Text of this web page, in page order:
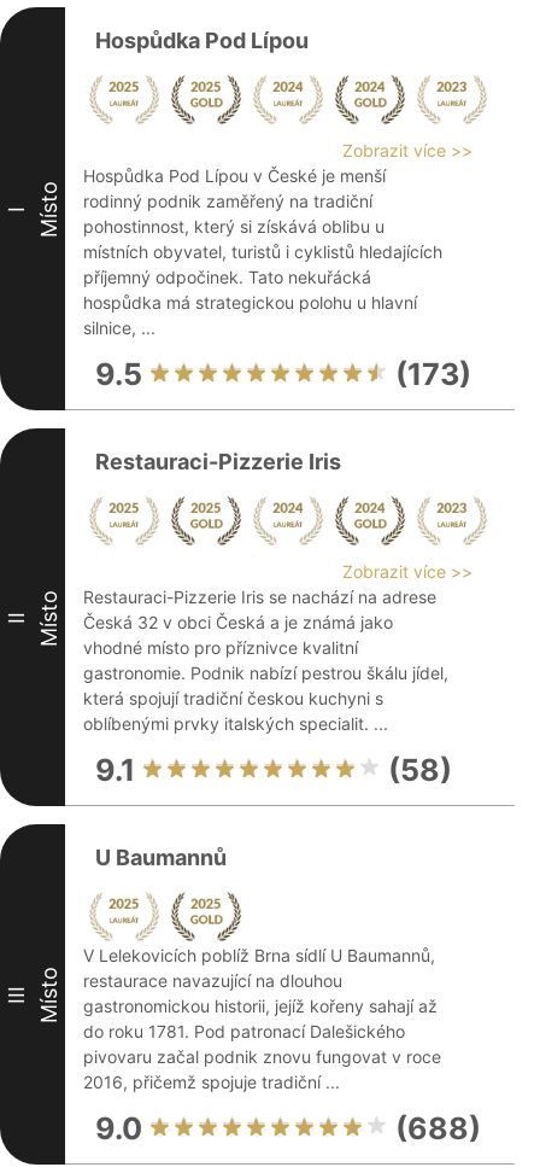
I Místo
Hospůdka Pod Lípou
Zobrazit více >>
Hospůdka Pod Lípou v České je menší
rodinný podnik zaměřený na tradiční
pohostinnost, který si získává oblibu u
místních obyvatel, turistů i cyklistů hledajících
příjemný odpočinek. Tato nekuřácká
hospůdka má strategickou polohu u hlavní
silnice, ...
9.5 (173)
II Místo
Restauraci-Pizzerie Iris
Zobrazit více >>
Restauraci-Pizzerie Iris se nachází na adrese
Česká 32 v obci Česká a je známá jako
vhodné místo pro příznivce kvalitní
gastronomie. Podnik nabízí pestrou škálu jídel,
která spojují tradiční českou kuchyni s
oblíbenými prvky italských specialit. ...
9.1 (58)
III Místo
U Baumannů
V Lelekovicích poblíž Brna sídlí U Baumannů,
restaurace navazující na dlouhou
gastronomickou historii, jejíž kořeny sahají až
do roku 1781. Pod patronací Dalešického
pivovaru začal podnik znovu fungovat v roce
2016, přičemž spojuje tradiční ...
9.0 (688)